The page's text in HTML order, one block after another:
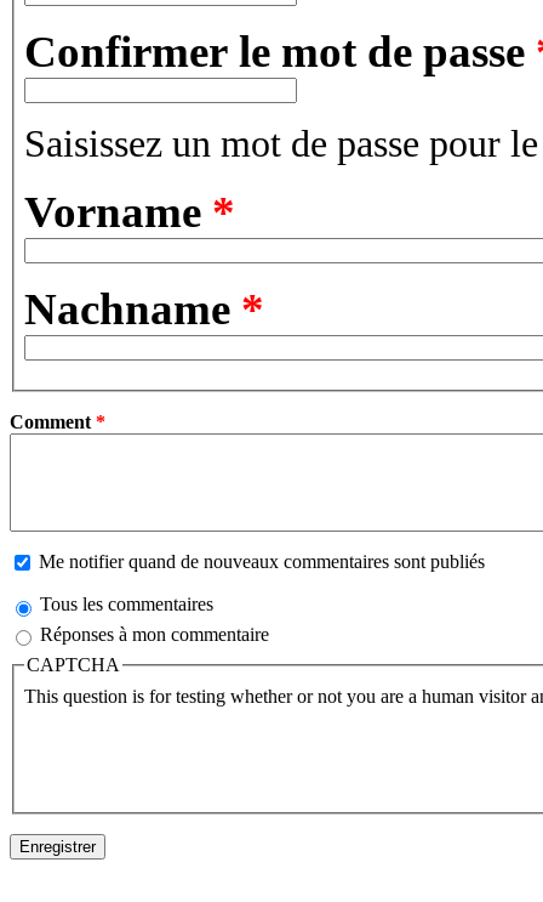
Confirmer le mot de passe
Saisissez un mot de passe pour
Vorname *
Nachname *
Comment *
Me notifier quand de nouveaux commentaires sont publiés
Tous les commentaires
Réponses à mon commentaire
CAPTCHA
This question is for testing whether or not you are a human visitor